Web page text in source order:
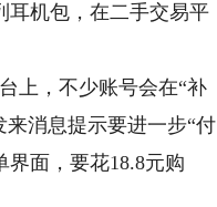
耳机包，在二手交易平
上，不少账号会在“补
消息提示要进一步“付
面，要花18.8元购